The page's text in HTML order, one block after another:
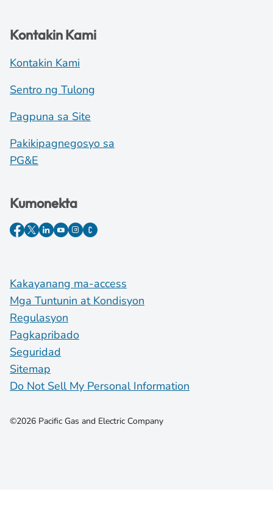
Kontakin Kami
Kontakin Kami
Sentro ng Tulong
Pagpuna sa Site
Pakikipagnegosyo sa
PG&E
Kumonekta
Kakayanang ma-access
Mga Tuntunin at Kondisyon
Regulasyon
Pagkapribado
Seguridad
Sitemap
Do Not Sell My Personal Information
©2026 Pacific Gas and Electric Company